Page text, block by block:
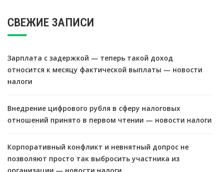
СВЕЖИЕ ЗАПИСИ
Зарплата с задержкой — теперь такой доход
относится к месяцу фактической выплаты — новости
налоги
Внедрение цифрового рубля в сферу налоговых
отношений принято в первом чтении — новости налоги
Корпоративный конфликт и невнятный допрос не
позволяют просто так выбросить участника из